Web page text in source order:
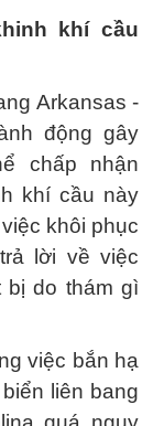
khí cầu
Arkansas -
động gây
chấp nhận
khí cầu này
khôi phục
lời về việc
bị do thám gì
việc bắn hạ
liên bang